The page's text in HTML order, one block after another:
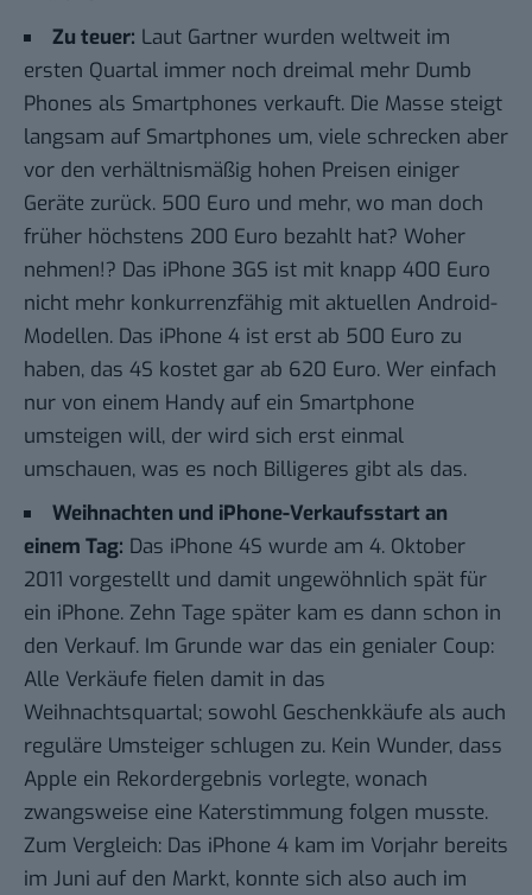
Zu teuer: Laut Gartner wurden weltweit im
ersten Quartal immer noch dreimal mehr Dumb
Phones als Smartphones verkauft. Die Masse steigt
langsam auf Smartphones um, viele schrecken aber
vor den verhältnismäßig hohen Preisen einiger
Geräte zurück. 500 Euro und mehr, wo man doch
früher höchstens 200 Euro bezahlt hat? Woher
nehmen!? Das iPhone 3GS ist mit knapp 400 Euro
nicht mehr konkurrenzfähig mit aktuellen Android-
Modellen. Das iPhone 4 ist erst ab 500 Euro zu
haben, das 4S kostet gar ab 620 Euro. Wer einfach
nur von einem Handy auf ein Smartphone
umsteigen will, der wird sich erst einmal
umschauen, was es noch Billigeres gibt als das.
Weihnachten und iPhone-Verkaufsstart an
einem Tag: Das iPhone 4S wurde am 4. Oktober
2011 vorgestellt und damit ungewöhnlich spät für
ein iPhone. Zehn Tage später kam es dann schon in
den Verkauf. Im Grunde war das ein genialer Coup:
Alle Verkäufe fielen damit in das
Weihnachtsquartal; sowohl Geschenkkäufe als auch
reguläre Umsteiger schlugen zu. Kein Wunder, dass
Apple ein Rekordergebnis vorlegte, wonach
zwangsweise eine Katerstimmung folgen musste.
Zum Vergleich: Das iPhone 4 kam im Vorjahr bereits
im Juni auf den Markt, konnte sich also auch im